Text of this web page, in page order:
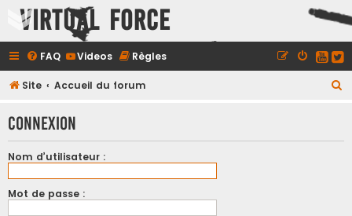
Virtual Force
FAQ Videos Règles
Site Accueil du forum
h
Connexion
Nom d’utilisateur :
Mot de passe :